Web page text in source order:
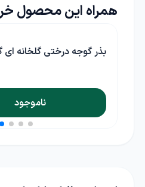
همراه این محصول
بذر گوجه درختی گلخانه ای
ناموجود